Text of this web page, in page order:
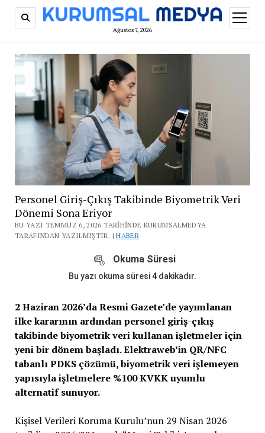
Ağustos 7, 2026
aç
Personel Giriş-Çıkış Takibinde Biyometrik Veri
Dönemi Sona Eriyor
BU YAZI TEMMUZ 6, 2026 TARIHINDE KURUMSALMEDYA
TARAFINDAN YAZILMIŞTIR. |HABER
Okuma Süresi
Bu yazı okuma süresi4 dakikadır.
2 Haziran 2026’da Resmi Gazete’de yayımlanan
ilke kararının ardından personel giriş-çıkış
takibinde biyometrik veri kullanan işletmeler için
yeni bir dönem başladı. Elektraweb’in QR/NFC
tabanlı PDKS çözümü, biyometrik veri işlemeyen
yapısıyla işletmelere %100 KVKK uyumlu
alternatif sunuyor.
Kişisel Verileri Koruma Kurulu’nun 29 Nisan 2026